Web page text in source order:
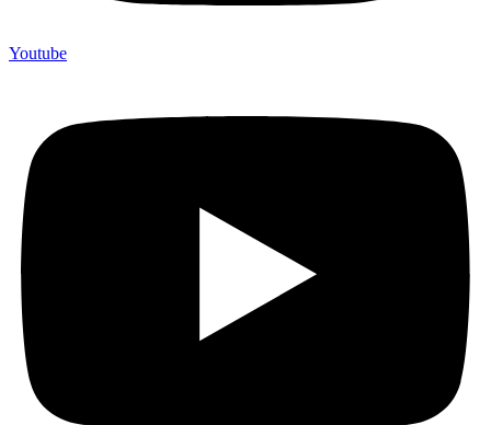
Youtube